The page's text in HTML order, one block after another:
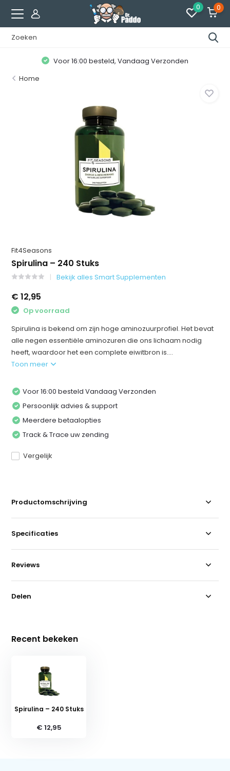
0 0
Voor 16:00 besteld, Vandaag Verzonden
Home
Fit4Seasons
Spirulina – 240 Stuks
Bekijk alles Smart Supplementen
€ 12,95
Op voorraad
Spirulina is bekend om zijn hoge aminozuurprofiel. Het bevat
alle negen essentiële aminozuren die ons lichaam nodig
heeft, waardoor het een complete eiwitbron is....
Toon meer
Voor 16:00 besteld Vandaag Verzonden
Persoonlijk advies & support
Meerdere betaalopties
Track & Trace uw zending
Vergelijk
Productomschrijving
Specificaties
Reviews
Delen
Recent bekeken
Spirulina – 240 Stuks
€ 12,95